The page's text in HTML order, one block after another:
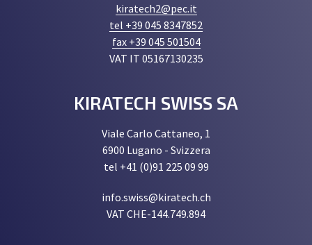
kiratech2@pec.it
tel +39 045 8347852
fax +39 045 501504
VAT IT 05167130235
KIRATECH SWISS SA
Viale Carlo Cattaneo, 1
6900 Lugano - Svizzera
tel +41 (0)91 225 09 99
info.swiss@kiratech.ch
VAT CHE-144.749.894